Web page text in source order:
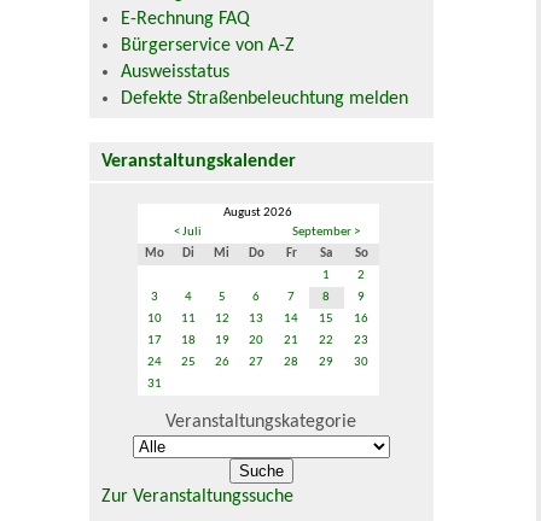
E-Rechnung FAQ
Bürgerservice von A-Z
Ausweisstatus
Defekte Straßenbeleuchtung melden
Veranstaltungskalender
August 2026
< Juli
September >
Mo
Di Mi Do Fr Sa
So
1
2
3
4 5 6 7 8
9
10
11 12 13 14 15
16
17
18 19 20 21 22
23
24
25 26 27 28 29
30
31
Veranstaltungskategorie
Zur Veranstaltungssuche